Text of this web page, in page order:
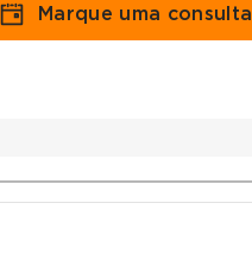
Marque uma consulta